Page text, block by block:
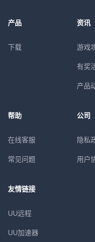
产品
下载
资讯
游戏
有奖
产品
帮助
在线客服
常见问题
公司
隐私
用户
友情链接
UU远程
UU加速器